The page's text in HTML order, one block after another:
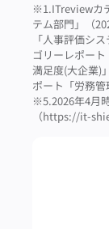
※1.ITreviewカ
テム部門」（
「人事評価シ
ゴリーレポー
満足度(大企業)
ポート「労務管
※5.2026年4月
（https://it-